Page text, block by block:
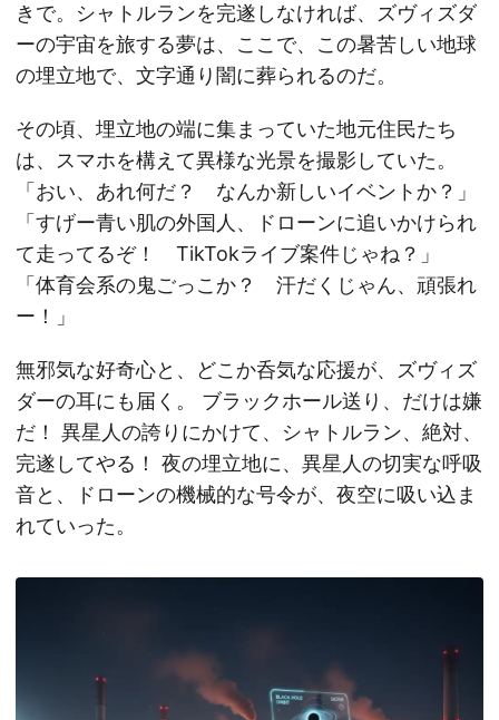
きで。シャトルランを完遂しなければ、ズヴィズダ
ーの宇宙を旅する夢は、ここで、この暑苦しい地球
の埋立地で、文字通り闇に葬られるのだ。
その頃、埋立地の端に集まっていた地元住民たち
は、スマホを構えて異様な光景を撮影していた。
「おい、あれ何だ？ なんか新しいイベントか？」
「すげー青い肌の外国人、ドローンに追いかけられ
て走ってるぞ！ TikTokライブ案件じゃね？」
「体育会系の鬼ごっこか？ 汗だくじゃん、頑張れ
ー！」
無邪気な好奇心と、どこか呑気な応援が、ズヴィズ
ダーの耳にも届く。 ブラックホール送り、だけは嫌
だ！ 異星人の誇りにかけて、シャトルラン、絶対、
完遂してやる！ 夜の埋立地に、異星人の切実な呼吸
音と、ドローンの機械的な号令が、夜空に吸い込ま
れていった。